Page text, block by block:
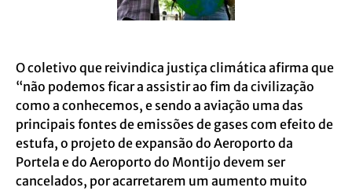
O coletivo que reivindica justiça climática afirma que
“não podemos ficar a assistir ao fim da civilização
como a conhecemos, e sendo a aviação uma das
principais fontes de emissões de gases com efeito de
estufa, o projeto de expansão do Aeroporto da
Portela e do Aeroporto do Montijo devem ser
cancelados, por acarretarem um aumento muito